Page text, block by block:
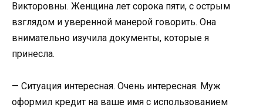
Викторовны. Женщина лет сорока пяти, с острым
взглядом и уверенной манерой говорить. Она
внимательно изучила документы, которые я
принесла.
— Ситуация интересная. Очень интересная. Муж
оформил кредит на ваше имя с использованием